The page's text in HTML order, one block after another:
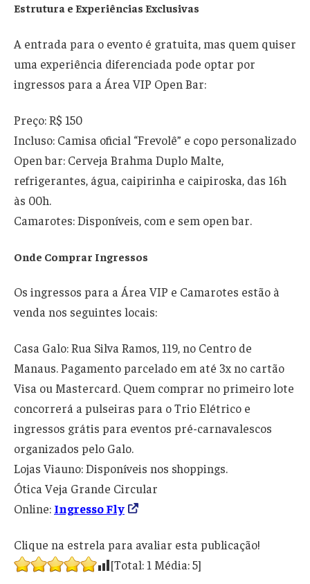
Estrutura e Experiências Exclusivas
A entrada para o evento é gratuita, mas quem quiser
uma experiência diferenciada pode optar por
ingressos para a Área VIP Open Bar:
Preço: R$ 150
Incluso: Camisa oficial “Frevolê” e copo personalizado
Open bar: Cerveja Brahma Duplo Malte,
refrigerantes, água, caipirinha e caipiroska, das 16h
às 00h.
Camarotes: Disponíveis, com e sem open bar.
Onde Comprar Ingressos
Os ingressos para a Área VIP e Camarotes estão à
venda nos seguintes locais:
Casa Galo: Rua Silva Ramos, 119, no Centro de
Manaus. Pagamento parcelado em até 3x no cartão
Visa ou Mastercard. Quem comprar no primeiro lote
concorrerá a pulseiras para o Trio Elétrico e
ingressos grátis para eventos pré-carnavalescos
organizados pelo Galo.
Lojas Viauno: Disponíveis nos shoppings.
Ótica Veja Grande Circular
Online: Ingresso Fly
Clique na estrela para avaliar esta publicação!
[Total: 1 Média:5]